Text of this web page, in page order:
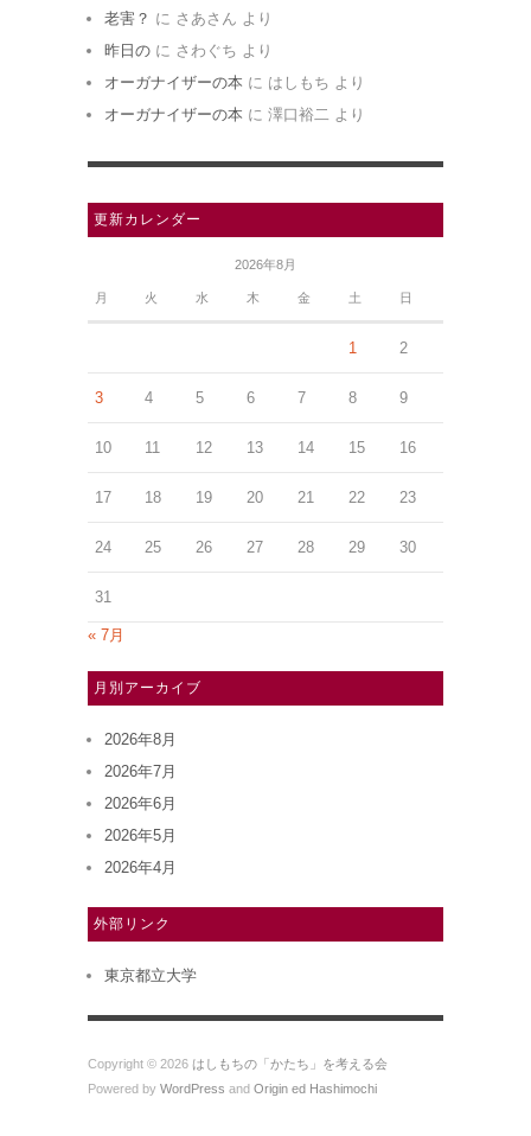
老害？ に さあさん より
昨日の に さわぐち より
オーガナイザーの本 に はしもち より
オーガナイザーの本 に 澤口裕二 より
更新カレンダー
2026年8月
月 火 水 木 金 土 日
1 2
3 4 5 6 7 8 9
10 11 12 13 14 15 16
17 18 19 20 21 22 23
24 25 26 27 28 29 30
31
« 7月
月別アーカイブ
2026年8月
2026年7月
2026年6月
2026年5月
2026年4月
外部リンク
東京都立大学
Copyright © 2026 はしもちの「かたち」を考える会
Powered by WordPress and Origin ed Hashimochi